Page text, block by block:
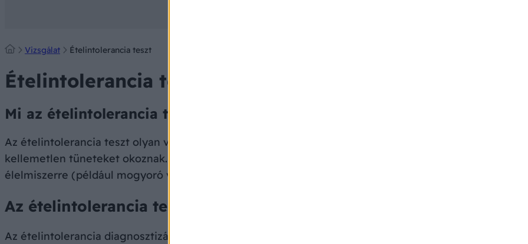
Vizsgálat Ételintolerancia teszt
Ételintolerancia teszt
Mi az ételintolerancia teszt és mit mutat ki?
Az ételintolerancia teszt olyan vizsgálat, amely segít azonosítani azokat az élelmiszereket, amelyek
kellemetlen tüneteket okoznak. Az ételintolerancia különbözik az ételallergiától: míg az allergia az
élelmiszerre (például mogyoró vagy tej), az intolerancia inkább az emésztőrendszer zavaraiból
Az ételintolerancia tesztek típusai
Az ételintolerancia diagnosztizálására több módszer létezik, ezek közül a legelterjedtebbek: